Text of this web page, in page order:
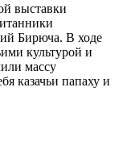
выставки
Бирюча. В ходе
культурой и
массу
казачьи папаху и